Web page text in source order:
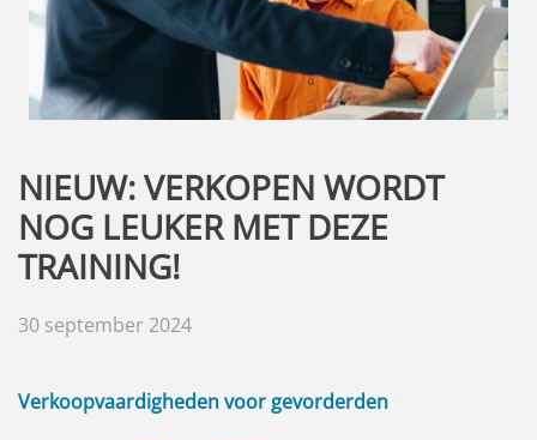
NIEUW: VERKOPEN WORDT
NOG LEUKER MET DEZE
TRAINING!
30 september 2024
Verkoopvaardigheden voor gevorderden